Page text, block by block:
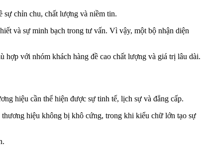
sự chỉn chu, chất lượng và niềm tin.
và sự minh bạch trong tư vấn. Vì vậy, một bộ nhận diện
hợp với nhóm khách hàng đề cao chất lượng và giá trị lâu dài.
hiệu cần thể hiện được sự tinh tế, lịch sự và đẳng cấp.
hiệu không bị khô cứng, trong khi kiểu chữ lớn tạo sự